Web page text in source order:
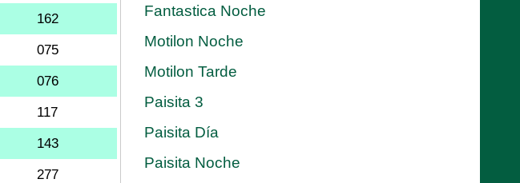
162
075
076
117
143
277
Fantastica Noche
Motilon Noche
Motilon Tarde
Paisita 3
Paisita Día
Paisita Noche